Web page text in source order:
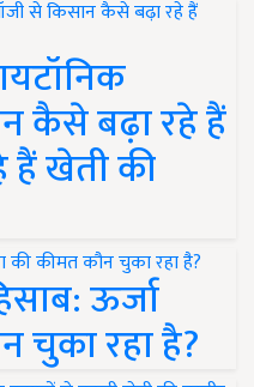
कैसे बढ़ा रहे हैं
हैं खेती की
ऊर्जा
चुका रहा है?